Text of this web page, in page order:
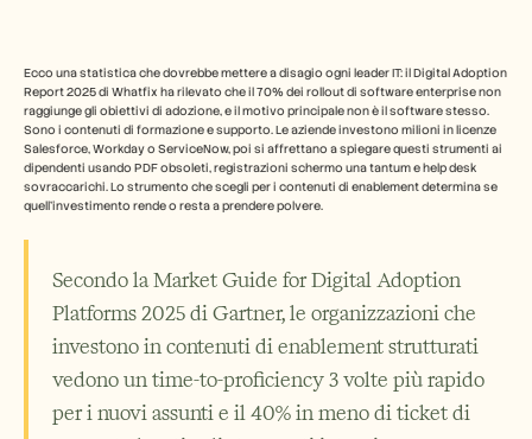
Ecco una statistica che dovrebbe mettere a disagio ogni leader IT: il Digital Adoption
Report 2025 di Whatfix ha rilevato che il 70% dei rollout di software enterprise non
raggiunge gli obiettivi di adozione, e il motivo principale non è il software stesso.
Sono i contenuti di formazione e supporto. Le aziende investono milioni in licenze
Salesforce, Workday o ServiceNow, poi si affrettano a spiegare questi strumenti ai
dipendenti usando PDF obsoleti, registrazioni schermo una tantum e help desk
sovraccarichi. Lo strumento che scegli per i contenuti di enablement determina se
quell'investimento rende o resta a prendere polvere.
Secondo la Market Guide for Digital Adoption
Platforms 2025 di Gartner, le organizzazioni che
investono in contenuti di enablement strutturati
vedono un time-to-proficiency 3 volte più rapido
per i nuovi assunti e il 40% in meno di ticket di
Storie dei clienti
Domande frequenti
Annuncio
Programma Partner
CASI D'USO
Gestione del cambiamento
Abilitazione alle vendite
Pre-vendita
Formazione